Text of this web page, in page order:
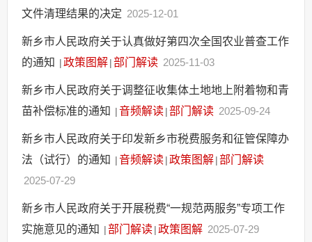
文件清理结果的决定 2025-12-01
新乡市人民政府关于认真做好第四次全国农业普查工作
的通知 |政策图解|部门解读 2025-11-03
新乡市人民政府关于调整征收集体土地地上附着物和青
苗补偿标准的通知 |音频解读|部门解读 2025-09-24
新乡市人民政府关于印发新乡市税费服务和征管保障办
法（试行）的通知 |音频解读|政策图解|部门解读
2025-07-29
新乡市人民政府关于开展税费“一规范两服务”专项工作
实施意见的通知 |部门解读|政策图解 2025-07-29